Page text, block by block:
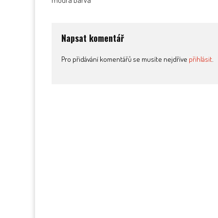
Napsat komentář
Pro přidávání komentářů se musíte nejdříve přihlásit.